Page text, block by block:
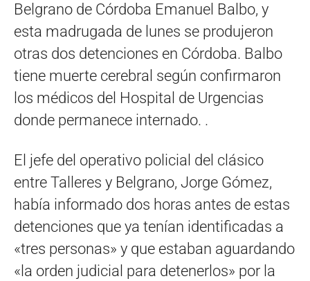
Belgrano de Córdoba Emanuel Balbo, y
esta madrugada de lunes se produjeron
otras dos detenciones en Córdoba. Balbo
tiene muerte cerebral según confirmaron
los médicos del Hospital de Urgencias
donde permanece internado. .
El jefe del operativo policial del clásico
entre Talleres y Belgrano, Jorge Gómez,
había informado dos horas antes de estas
detenciones que ya tenían identificadas a
«tres personas» y que estaban aguardando
«la orden judicial para detenerlos» por la